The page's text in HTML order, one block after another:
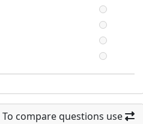
To compare questions use